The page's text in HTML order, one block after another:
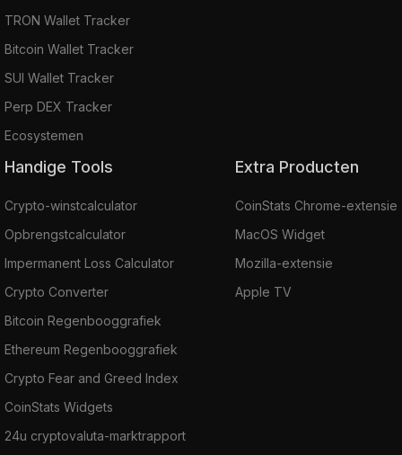
TRON Wallet Tracker
Bitcoin Wallet Tracker
SUI Wallet Tracker
Perp DEX Tracker
Ecosystemen
Handige Tools
Crypto-winstcalculator
Opbrengstcalculator
Impermanent Loss Calculator
Crypto Converter
Bitcoin Regenbooggrafiek
Ethereum Regenbooggrafiek
Crypto Fear and Greed Index
CoinStats Widgets
24u cryptovaluta-marktrapport
Extra Producten
CoinStats Chrome-extensie
MacOS Widget
Mozilla-extensie
Apple TV